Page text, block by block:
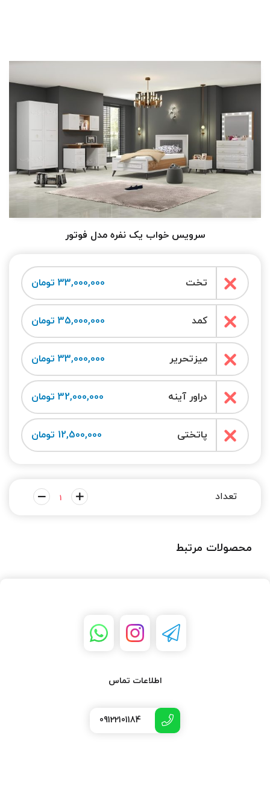
سرویس خواب یک نفره مدل فوتور
تخت 33,000,000 تومان
کمد 35,000,000 تومان
میزتحریر 33,000,000 تومان
دراور آینه 32,000,000 تومان
پاتختی 12,500,000 تومان
محصولات مرتبط
اطلاعات تماس
09122101184